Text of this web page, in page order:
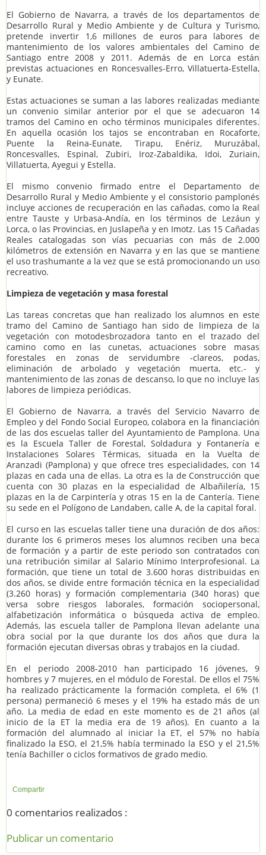
El Gobierno de Navarra, a través de los departamentos de
Desarrollo Rural y Medio Ambiente y de Cultura y Turismo,
pretende invertir 1,6 millones de euros para labores de
mantenimiento de los valores ambientales del Camino de
Santiago entre 2008 y 2011. Además de en Lorca están
previstas actuaciones en Roncesvalles-Erro, Villatuerta-Estella,
y Eunate.
Estas actuaciones se suman a las labores realizadas mediante
un convenio similar anterior por el que se adecuaron 14
tramos del Camino en ocho términos municipales diferentes.
En aquella ocasión los tajos se encontraban en Rocaforte,
Puente la Reina-Eunate, Tirapu, Enériz, Muruzábal,
Roncesvalles, Espinal, Zubiri, Iroz-Zabaldika, Idoi, Zuriain,
Villatuerta, Ayegui y Estella.
El mismo convenio firmado entre el Departamento de
Desarrollo Rural y Medio Ambiente y el consistorio pamplonés
incluye acciones de recuperación en las cañadas, como la Real
entre Tauste y Urbasa-Andía, en los términos de Lezáun y
Lorca, o las Provincias, en Juslapeña y en Imotz. Las 15 Cañadas
Reales catalogadas son vías pecuarias con más de 2.000
kilómetros de extensión en Navarra y en las que se mantiene
el uso trashumante a la vez que se está promocionando un uso
recreativo.
Limpieza de vegetación y masa forestal
Las tareas concretas que han realizado los alumnos en este
tramo del Camino de Santiago han sido de limpieza de la
vegetación con motodesbrozadora tanto en el trazado del
camino como en las cunetas, actuaciones sobre masas
forestales en zonas de servidumbre -clareos, podas,
eliminación de arbolado y vegetación muerta, etc.- y
mantenimiento de las zonas de descanso, lo que no incluye las
labores de limpieza periódicas.
El Gobierno de Navarra, a través del Servicio Navarro de
Empleo y del Fondo Social Europeo, colabora en la financiación
de las dos escuelas taller del Ayuntamiento de Pamplona. Una
es la Escuela Taller de Forestal, Soldadura y Fontanería e
Instalaciones Solares Térmicas, situada en la Vuelta de
Aranzadi (Pamplona) y que ofrece tres especialidades, con 14
plazas en cada una de ellas. La otra es la de Construcción que
cuenta con 30 plazas en la especialidad de Albañilería, 15
plazas en la de Carpintería y otras 15 en la de Cantería. Tiene
su sede en el Polígono de Landaben, calle A, de la capital foral.
El curso en las escuelas taller tiene una duración de dos años:
durante los 6 primeros meses los alumnos reciben una beca
de formación y a partir de este periodo son contratados con
una retribución similar al Salario Mínimo Interprofesional. La
formación, que tiene un total de 3.600 horas distribuidas en
dos años, se divide entre formación técnica en la especialidad
(3.260 horas) y formación complementaria (340 horas) que
versa sobre riesgos laborales, formación sociopersonal,
alfabetización informática o búsqueda activa de empleo.
Además, las escuela taller de Pamplona llevan adelante una
obra social por la que durante los dos años que dura la
formación ejecutan diversas obras y trabajos en la ciudad.
En el periodo 2008-2010 han participado 16 jóvenes, 9
hombres y 7 mujeres, en el módulo de Forestal. De ellos el 75%
ha realizado prácticamente la formación completa, el 6% (1
persona) permaneció 6 meses y el 19% ha estado más de un
año. La media de edad en este momento es de 21 años (al
inicio de la ET la media era de 19 años). En cuanto a la
formación del alumnado al iniciar la ET, el 57% no había
finalizado la ESO, el 21,5% había terminado la ESO y el 21,5%
tenía Bachiller o ciclos formativos de grado medio.
Compartir
0 comentarios realizados :
Publicar un comentario